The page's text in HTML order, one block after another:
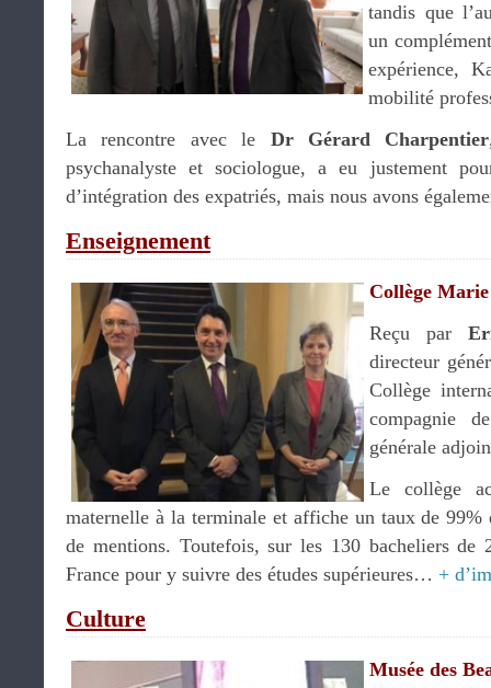
tandis que
un
expérience,
mobilité
La rencontre avec le Dr Gérard Charpentier
psychanalyste et sociologue, a eu justement
d’intégration des expatriés, mais nous avons
Enseignement
Collège
Reçu par
directeur
Collège
compagnie
générale
Le collège
maternelle à la terminale et affiche un taux de 99%
de mentions. Toutefois, sur les 130 bacheliers de
France pour y suivre des études supérieures… +
Culture
Musée des